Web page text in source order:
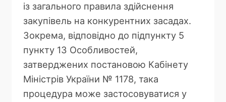
із загального правила здійснення
закупівель на конкурентних засадах.
Зокрема, відповідно до підпункту 5
пункту 13 Особливостей,
затверджених постановою Кабінету
Міністрів України № 1178, така
процедура може застосовуватися у